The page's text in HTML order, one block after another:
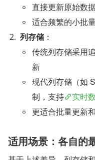
直接更新原始数
适合频繁的小批
列存储 ：
传统列存储采用
新
现代列存储（如
制，支持
实时
更适合批量更新
适用场景：各自的